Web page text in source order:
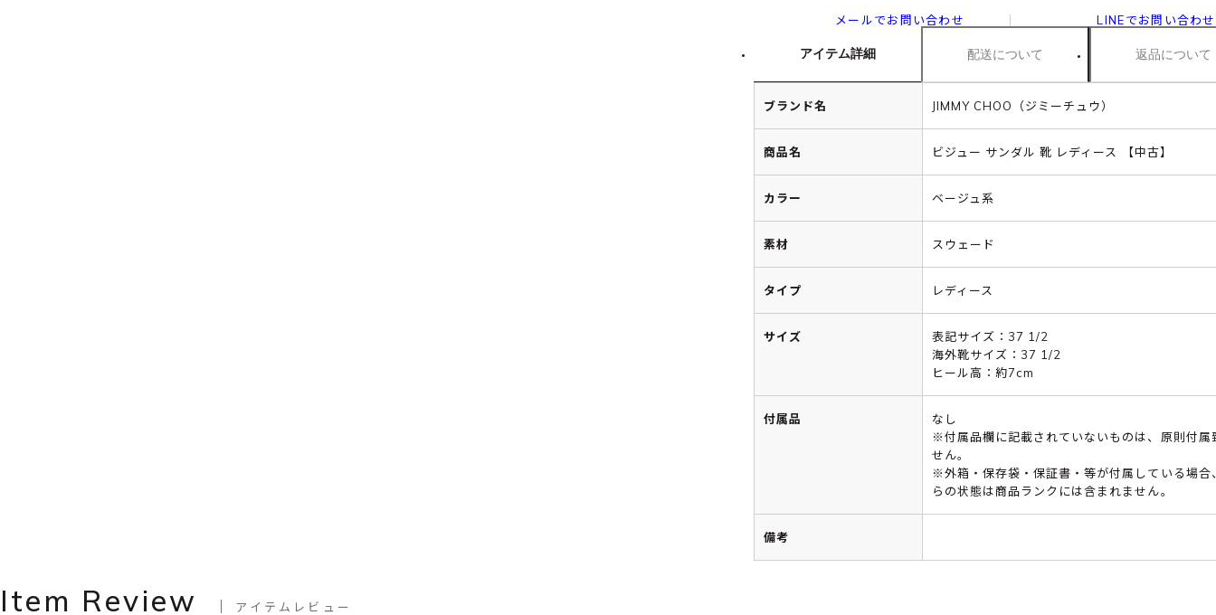
メールでお問い合わせ LINEでお問い合わせ
アイテム詳細 配送について 返品について
ブランド名 JIMMY CHOO（ジミーチュウ）
商品名 ビジュー サンダル 靴 レディース 【中古】
カラー ベージュ系
素材 スウェード
タイプ レディース
サイズ
表記サイズ：37 1/2
海外靴サイズ：37 1/2
ヒール高：約7cm
付属品
なし
※付属品欄に記載されていないものは、原則付属
せん。
※外箱・保存袋・保証書・等が付属している場合
らの状態は商品ランクには含まれません。
備考
Item Review アイテムレビュー